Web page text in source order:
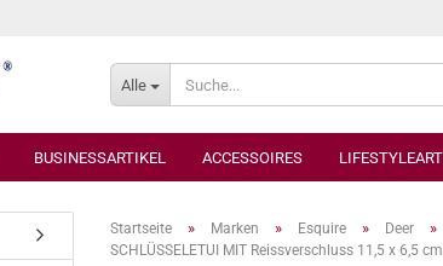
Alle
BUSINESSARTIKEL ACCESSOIRES
Startseite » Marken » Esquire » Deer »
SCHLÜSSELETUI MIT Reissverschluss 11,5 x 6,5